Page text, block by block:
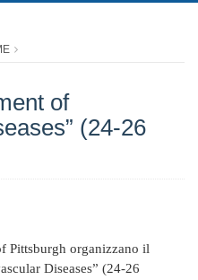
of
(24-26
Pittsburgh organizzano il
Diseases” (24-26